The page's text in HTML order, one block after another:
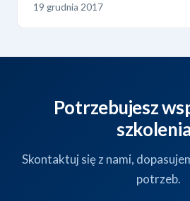
19 grudnia 2017
Potrzebujesz
Skontaktuj się z nami,
potrzeb.